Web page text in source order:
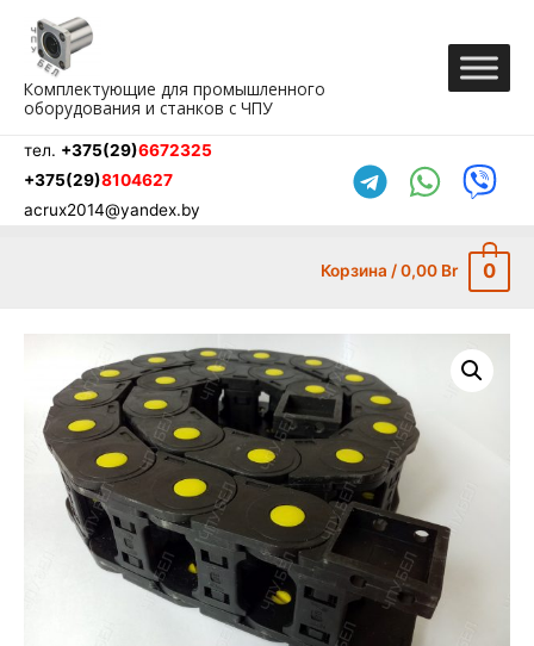
содержимому
Комплектующие для промышленного
оборудования и станков с ЧПУ
тел. +375(29)6672325
+375(29)8104627
acrux2014@yandex.by
Корзина /0,00 Br 0